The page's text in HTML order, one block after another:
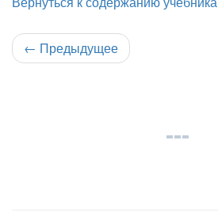
← Предыдущее